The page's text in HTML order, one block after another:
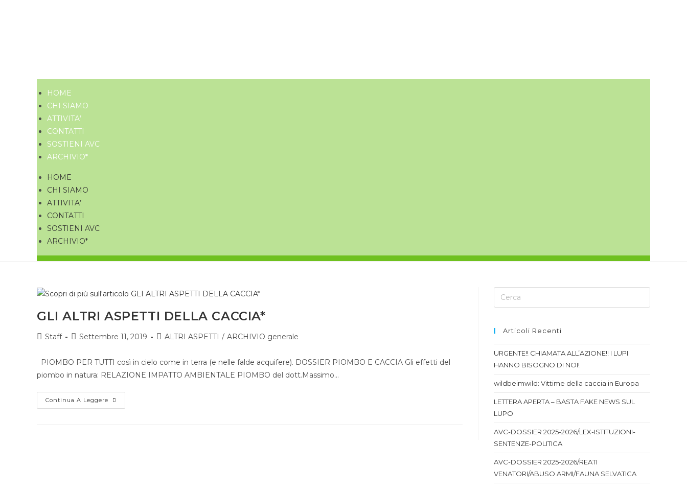
HOME
CHI SIAMO
ATTIVITA’
CONTATTI
SOSTIENI AVC
ARCHIVIO*
HOME
CHI SIAMO
ATTIVITA’
CONTATTI
SOSTIENI AVC
ARCHIVIO*
GLI ALTRI ASPETTI DELLA CACCIA*
Staff Settembre 11, 2019 ALTRI ASPETTI / ARCHIVIO generale
PIOMBO PER TUTTI così in cielo come in terra (e nelle falde acquifere). DOSSIER PIOMBO E CACCIA Gli effetti del
piombo in natura: RELAZIONE IMPATTO AMBIENTALE PIOMBO del dott.Massimo…
Continua A Leggere
Articoli Recenti
URGENTE!! CHIAMATA ALL’AZIONE!! I LUPI
HANNO BISOGNO DI NOI!
wildbeimwild: Vittime della caccia in Europa
LETTERA APERTA – BASTA FAKE NEWS SUL
LUPO
AVC-DOSSIER 2025-2026/LEX-ISTITUZIONI-
SENTENZE-POLITICA
AVC-DOSSIER 2025-2026/REATI
VENATORI/ABUSO ARMI/FAUNA SELVATICA